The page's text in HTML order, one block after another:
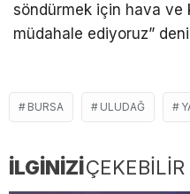
söndürmek için hava ve
müdahale ediyoruz”
BURSA ULUDAĞ
İLGİNİZİÇEKEBİLİR